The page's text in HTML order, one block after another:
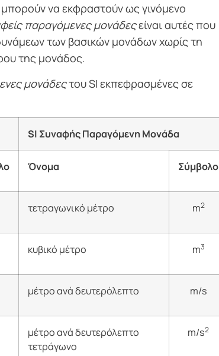
να εκφραστούν ως γινόμενο
παραγόμενες μονάδεςείναι αυτές που
των βασικών μονάδων χωρίς τη
της μονάδος.
μονάδεςτου SI εκπεφρασμένες σε
SI Συναφής Παραγόμενη Μονάδα
Όνομα Σύμβολο
τετραγωνικό μέτρο m2
κυβικό μέτρο m3
μέτρο ανά δευτερόλεπτο m/s
μέτρο ανά δευτερόλεπτο
τετράγωνο
m/s2